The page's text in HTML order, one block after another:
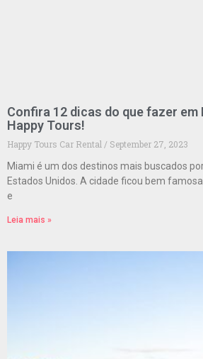
Confira 12 dicas do que fazer em
Happy Tours!
Happy Tours Car Rental
September 27, 2023
Miami é um dos destinos mais buscados
Estados Unidos. A cidade ficou bem
e
Leia mais »